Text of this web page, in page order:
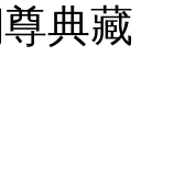
典藏